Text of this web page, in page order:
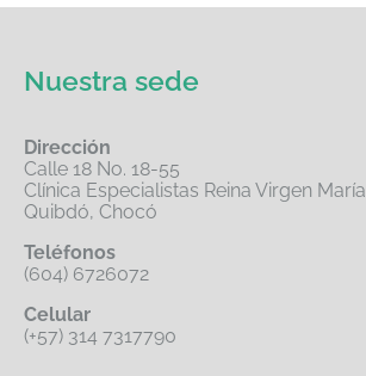
Nuestra sede
Dirección
Calle 18 No. 18-55
Clínica Especialistas Reina Virgen María
Quibdó, Chocó
Teléfonos
(604) 6726072
Celular
(+57) 314 7317790